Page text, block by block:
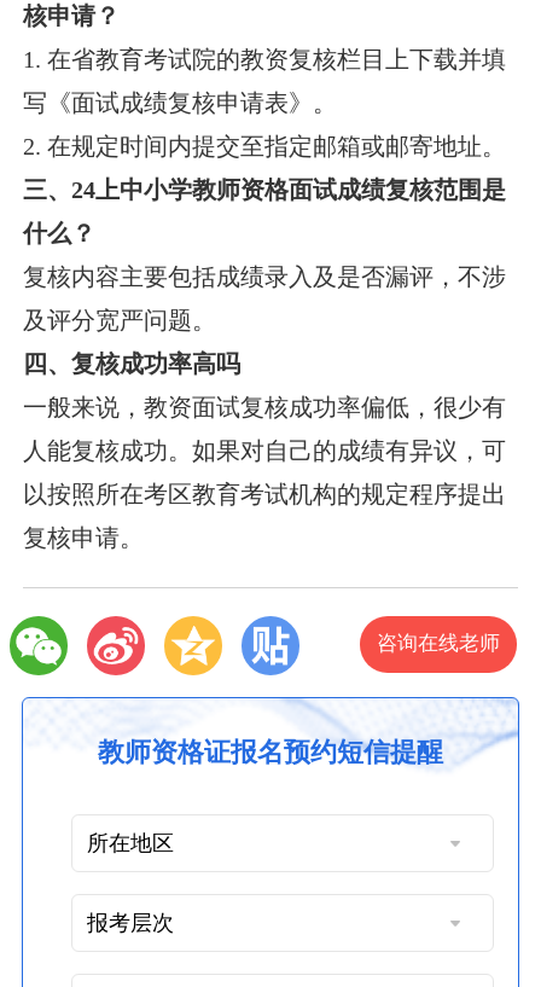
核申请？
1. 在省教育考试院的教资复核栏目上下载并填
写《面试成绩复核申请表》。
2. 在规定时间内提交至指定邮箱或邮寄地址。
三、24上中小学教师资格面试成绩复核范围是
什么？
复核内容主要包括成绩录入及是否漏评，不涉
及评分宽严问题。
四、复核成功率高吗
一般来说，教资面试复核成功率偏低，很少有
人能复核成功。如果对自己的成绩有异议，可
以按照所在考区教育考试机构的规定程序提出
复核申请。
咨询在线老师
教师资格证报名预约短信提醒